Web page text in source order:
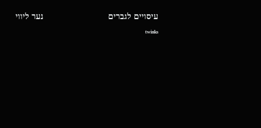
עיסויים לגברים נער
twinks